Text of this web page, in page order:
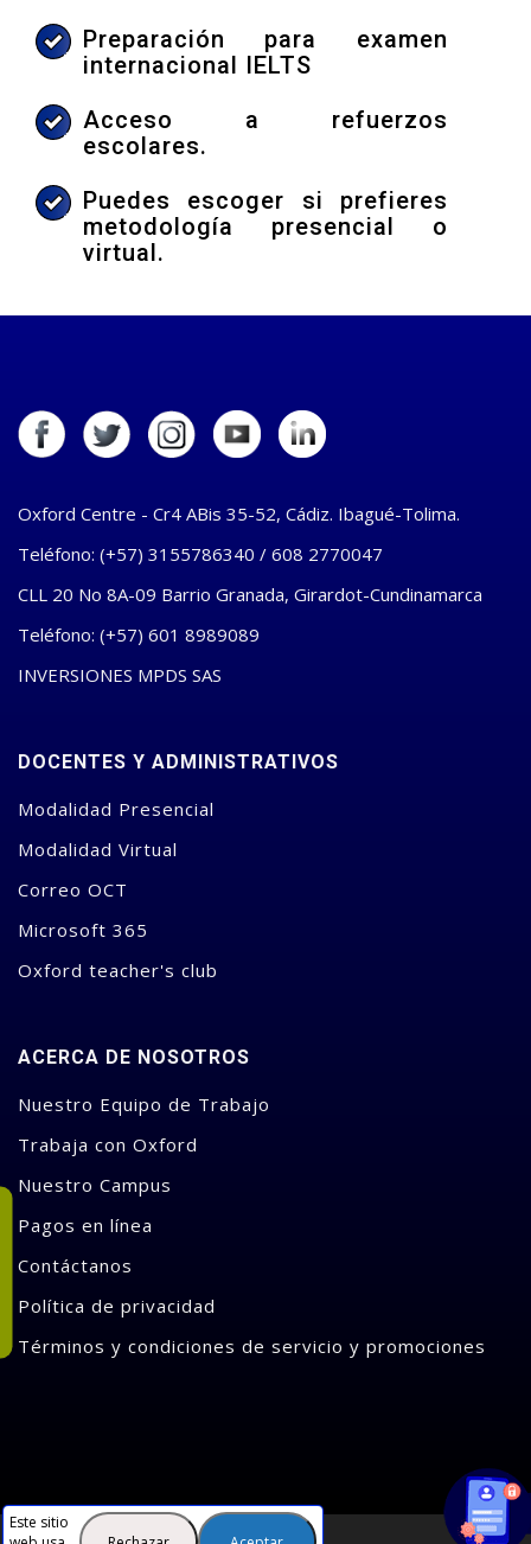
Preparación para examen
internacional IELTS
Acceso a refuerzos
escolares.
Puedes escoger si prefieres
metodología presencial o
virtual.
Este sitio
Oxford Centre - Cr4 ABis 35-52, Cádiz. Ibagué-Tolima.
Teléfono: (+57) 3155786340 / 608 2770047
CLL 20 No 8A-09 Barrio Granada, Girardot-Cundinamarca
Teléfono: (+57) 601 8989089
INVERSIONES MPDS SAS
DOCENTES Y ADMINISTRATIVOS
Modalidad Presencial
Modalidad Virtual
Correo OCT
Microsoft 365
Oxford teacher's club
ACERCA DE NOSOTROS
Nuestro Equipo de Trabajo
Trabaja con Oxford
Nuestro Campus
Pagos en línea
Contáctanos
Política de privacidad
Términos y condiciones de servicio y promociones